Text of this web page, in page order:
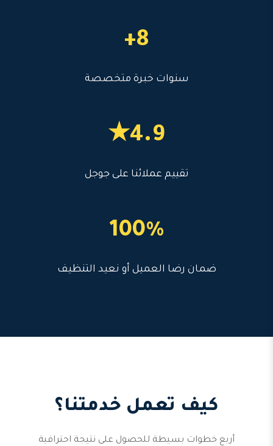
8+
سنوات خبرة متخصصة
4.9★
تقييم عملائنا على جوجل
100%
ضمان رضا العميل أو نعيد التنظيف
كيف تعمل خدمتنا؟
أربع خطوات بسيطة للحصول على نتيجة احترافية